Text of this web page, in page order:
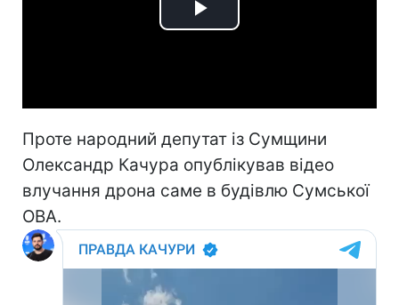
Play
Проте народний депутат із Сумщини
Олександр Качура опублікував відео
влучання дрона саме в будівлю Сумської
ОВА.